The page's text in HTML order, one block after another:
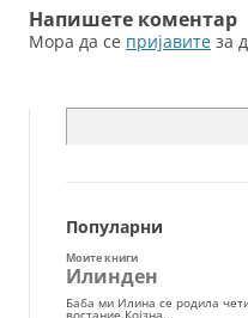
Напишете коментар
Мора да се пријавите за
за:
Популарни